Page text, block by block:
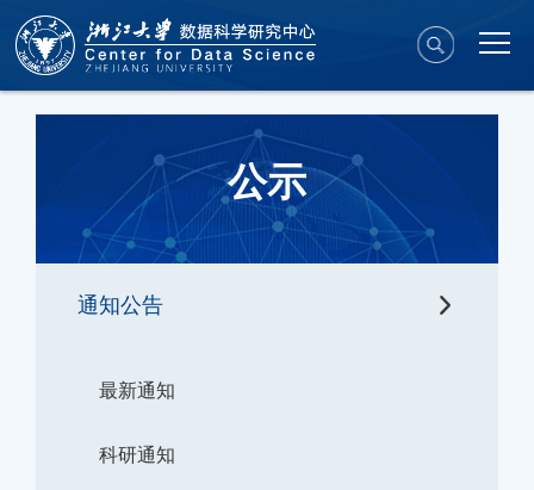
公示
通知公告
最新通知
科研通知